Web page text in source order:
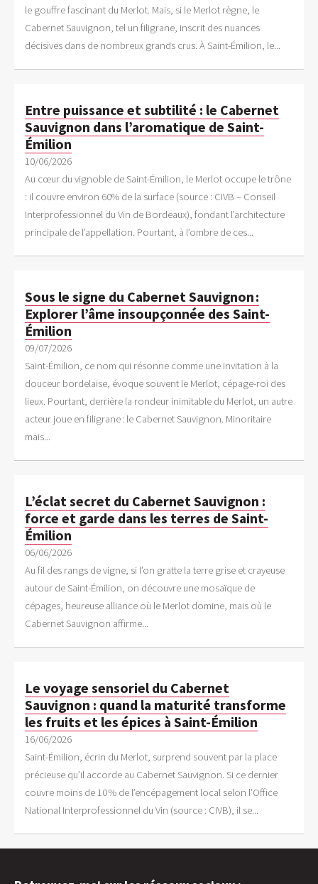
le gouffre fascinant du Merlot. Mais, si le Merlot règne, le
Cabernet Sauvignon, tel un filigrane, inscrit des nuances
décisives dans de nombreux grands crus. À Saint-Émilion, le...
Entre puissance et subtilité : le Cabernet
Sauvignon dans l’aromatique de Saint-
Émilion
10/06/2026
Au cœur du vignoble de Saint-Émilion, le Merlot occupe le trône
: il couvre environ 60% de la surface (source : CIVB – Conseil
Interprofessionnel du Vin de Bordeaux), fondant l’architecture
principale de l’appellation. Pourtant, à l’ombre de ces...
Sous le signe du Cabernet Sauvignon :
Explorer l’âme insoupçonnée des Saint-
Émilion
09/07/2026
Saint-Émilion, ce nom qui résonne comme une invitation à la
douceur bordelaise, évoque souvent le Merlot, cépage-roi des
lieux. Pourtant, derrière la rondeur inimitable du Merlot, un autre
acteur joue en filigrane : le Cabernet Sauvignon. Minoritaire
mais...
L’éclat secret du Cabernet Sauvignon :
force et garde dans les terres de Saint-
Émilion
06/06/2026
Au fil des rangs de vigne, si l’on gratte la terre grise et crayeuse
autour de Saint-Émilion, on découvre une mosaïque de
cépages, heureuse alliance où le Merlot domine, mais où le
Cabernet Sauvignon affirme...
Le voyage sensoriel du Cabernet
Sauvignon : quand la maturité transforme
les fruits et les épices à Saint-Émilion
16/06/2026
Saint-Émilion, écrin du Merlot, surprend souvent par la place
précieuse qu’il accorde au Cabernet Sauvignon. Si ce dernier
couvre moins de 10 % de l’encépagement local selon l’Office
National Interprofessionnel du Vin (source : CIVB), il se...